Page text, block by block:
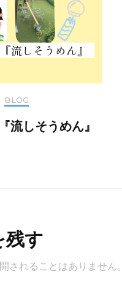
BLOG
流しそうめん』
残す
されることはありません。